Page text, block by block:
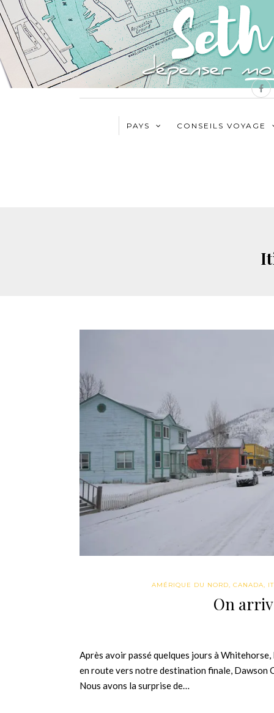
PAYS CONSEILS VOYAGE
AMÉRIQUE DU NORD, CANADA,
On
Après avoir passé quelques jours à
en route vers notre destination finale, Dawson
Nous avons la surprise de…